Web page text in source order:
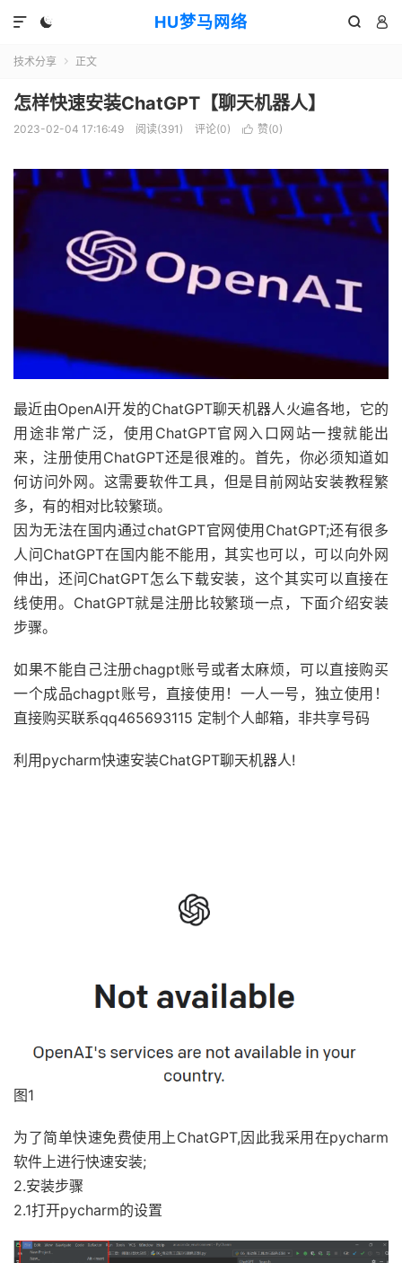
HU梦马网络
  

技术分享  正文
怎样快速安装ChatGPT【聊天机器人】
2023-02-04 17:16:49 阅读(391) 评论(0)  赞(0)
最近由OpenAI开发的ChatGPT聊天机器人火遍各地，它的
用途非常广泛，使用ChatGPT官网入口网站一搜就能出
来，注册使用ChatGPT还是很难的。首先，你必须知道如
何访问外网。这需要软件工具，但是目前网站安装教程繁
多，有的相对比较繁琐。
因为无法在国内通过chatGPT官网使用ChatGPT;还有很多
人问ChatGPT在国内能不能用，其实也可以，可以向外网
伸出，还问ChatGPT怎么下载安装，这个其实可以直接在
线使用。ChatGPT就是注册比较繁琐一点，下面介绍安装
步骤。
如果不能自己注册chagpt账号或者太麻烦，可以直接购买
一个成品chagpt账号，直接使用！一人一号，独立使用！
直接购买联系qq465693115 定制个人邮箱，非共享号码
利用pycharm快速安装ChatGPT聊天机器人!
图1
为了简单快速免费使用上ChatGPT,因此我采用在pycharm
软件上进行快速安装;
2.安装步骤
2.1打开pycharm的设置